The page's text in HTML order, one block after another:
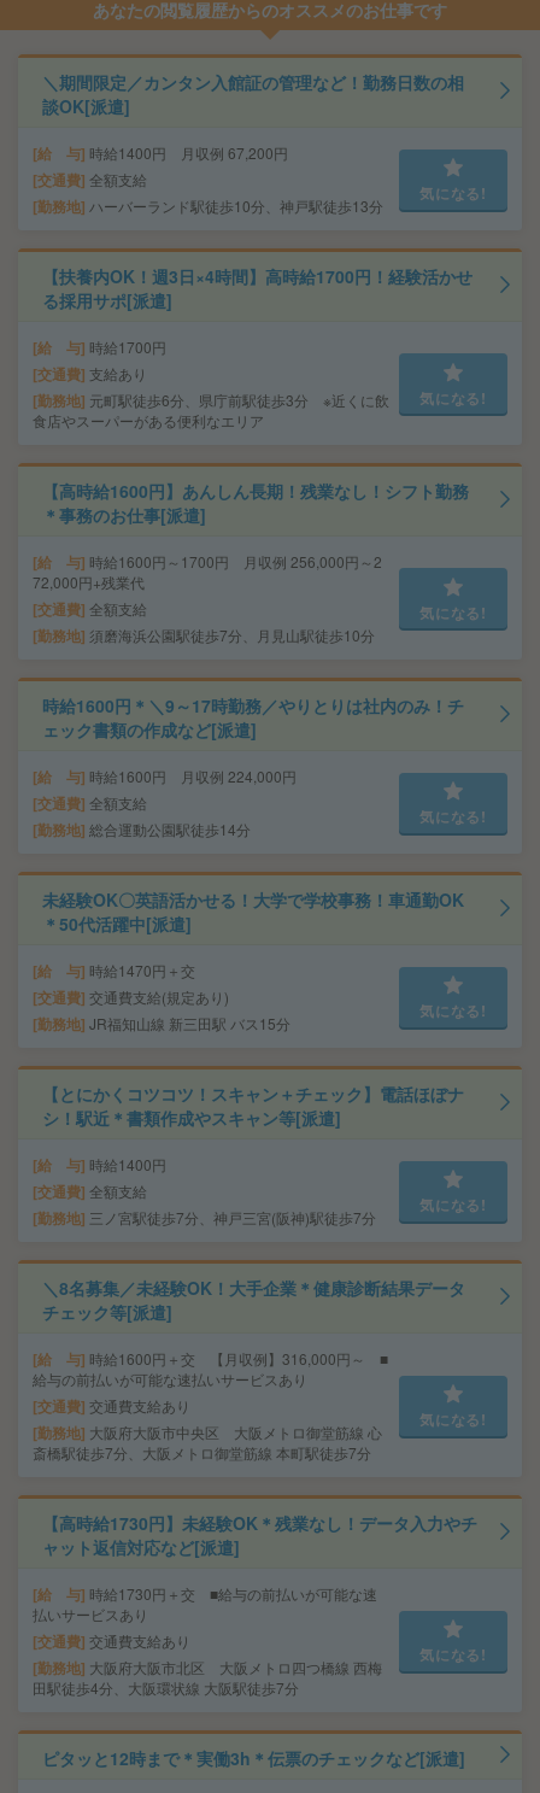
あなたの閲覧履歴からのオススメのお仕事です
＼期間限定／カンタン入館証の管理など！勤務日数の相
談OK[派遣]
給 与 時給1400円 月収例 67,200円
交通費 全額支給
勤務地 ハーバーランド駅徒歩10分、神戸駅徒歩13分
気になる!
【扶養内OK！週3日×4時間】高時給1700円！経験活かせ
る採用サポ[派遣]
給 与 時給1700円
交通費 支給あり
勤務地 元町駅徒歩6分、県庁前駅徒歩3分 ※近くに飲
食店やスーパーがある便利なエリア
気になる!
【高時給1600円】あんしん長期！残業なし！シフト勤務
＊事務のお仕事[派遣]
給 与 時給1600円～1700円 月収例 256,000円～2
72,000円+残業代
交通費 全額支給
勤務地 須磨海浜公園駅徒歩7分、月見山駅徒歩10分
気になる!
時給1600円＊＼9～17時勤務／やりとりは社内のみ！チ
ェック書類の作成など[派遣]
給 与 時給1600円 月収例 224,000円
交通費 全額支給
勤務地 総合運動公園駅徒歩14分
気になる!
未経験OK〇英語活かせる！大学で学校事務！車通勤OK
＊50代活躍中[派遣]
給 与 時給1470円＋交
交通費 交通費支給(規定あり)
勤務地 JR福知山線 新三田駅 バス15分
気になる!
【とにかくコツコツ！スキャン＋チェック】電話ほぼナ
シ！駅近＊書類作成やスキャン等[派遣]
給 与 時給1400円
交通費 全額支給
勤務地 三ノ宮駅徒歩7分、神戸三宮(阪神)駅徒歩7分
気になる!
＼8名募集／未経験OK！大手企業＊健康診断結果データ
チェック等[派遣]
給 与 時給1600円＋交 【月収例】316,000円～ ■
給与の前払いが可能な速払いサービスあり
交通費 交通費支給あり
勤務地 大阪府大阪市中央区 大阪メトロ御堂筋線 心
斎橋駅徒歩7分、大阪メトロ御堂筋線 本町駅徒歩7分
気になる!
【高時給1730円】未経験OK＊残業なし！データ入力やチ
ャット返信対応など[派遣]
給 与 時給1730円＋交 ■給与の前払いが可能な速
払いサービスあり
交通費 交通費支給あり
勤務地 大阪府大阪市北区 大阪メトロ四つ橋線 西梅
田駅徒歩4分、大阪環状線 大阪駅徒歩7分
気になる!
ピタッと12時まで＊実働3h＊伝票のチェックなど[派遣]